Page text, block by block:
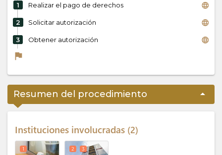
1 Realizar el pago de derechos language
2 Solicitar autorización language
3 Obtener autorización language
flag
arrow_drop_up
Resumen del procedimiento
Instituciones involucradas 2
1 2 3